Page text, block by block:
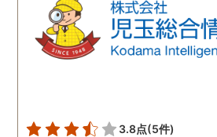
3.8点(5件)